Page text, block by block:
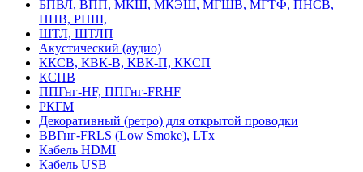
БПВЛ, ВПП, МКШ, МКЭШ, МГШВ, МГТФ, ПНСВ,
ППВ, РПШ,
ШТЛ, ШТЛП
Акустический (аудио)
ККСВ, КВК-В, КВК-П, ККСП
КСПВ
ППГнг-HF, ППГнг-FRHF
РКГМ
Декоративный (ретро) для открытой проводки
ВВГнг-FRLS (Low Smoke), LTx
Кабель HDMI
Кабель USB